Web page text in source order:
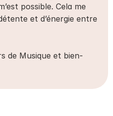
possible. Cela me
et d’énergie entre
de Musique et bien-